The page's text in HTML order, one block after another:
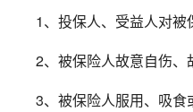
1、投保人、受益人对
2、被保险人故意自伤、
3、被保险人服用、吸食